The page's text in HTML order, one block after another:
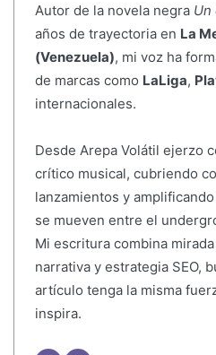
Autor de la novela negra Un
años de trayectoria en La
(Venezuela), mi voz ha
de marcas como LaLiga,
internacionales.
Desde Arepa Volátil ejerzo
crítico musical, cubriendo
lanzamientos y
se mueven entre el
Mi escritura combina
narrativa y estrategia SEO,
artículo tenga la misma
inspira.